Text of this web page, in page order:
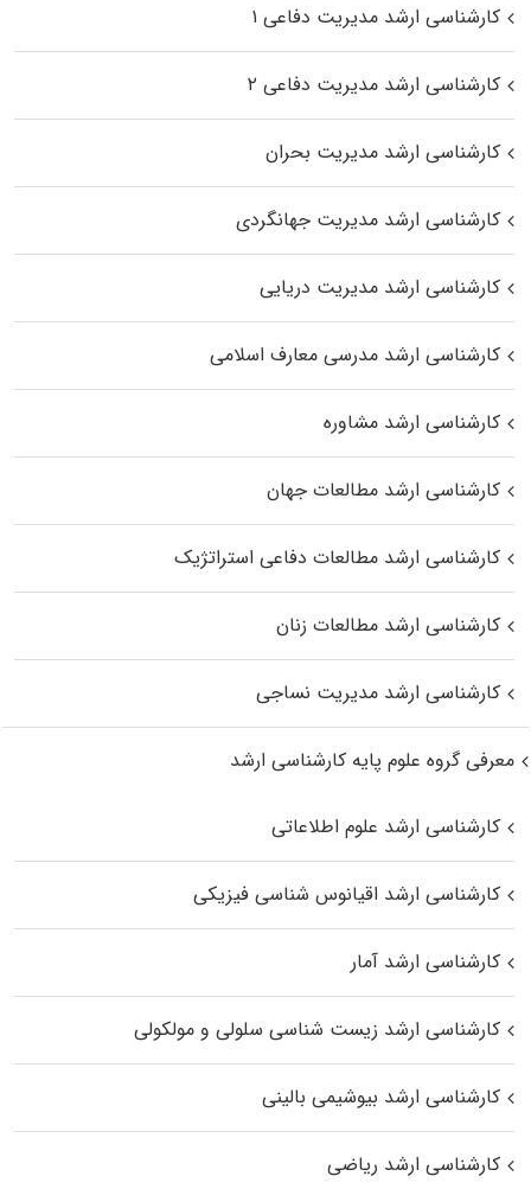
کارشناسی ارشد مدیریت دفاعی ۱
کارشناسی ارشد مدیریت دفاعی ۲
کارشناسی ارشد مدیریت بحران
کارشناسی ارشد مدیریت جهانگردی
کارشناسی ارشد مدیریت دریایی
کارشناسی ارشد مدرسی معارف اسلامی
کارشناسی ارشد مشاوره
کارشناسی ارشد مطالعات جهان
کارشناسی ارشد مطالعات دفاعی استراتژیک
کارشناسی ارشد مطالعات زنان
کارشناسی ارشد مدیریت نساجی
معرفی گروه علوم پایه کارشناسی ارشد
کارشناسی ارشد علوم اطلاعاتی
کارشناسی ارشد اقیانوس‌ شناسی فیزیکی
کارشناسی ارشد آمار
کارشناسی ارشد زیست شناسی سلولی و مولکولی
کارشناسی ارشد بیوشیمی بالینی
کارشناسی ارشد ریاضی